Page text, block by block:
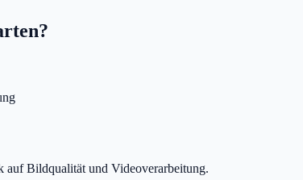
auf Bildqualität und Videoverarbeitung.